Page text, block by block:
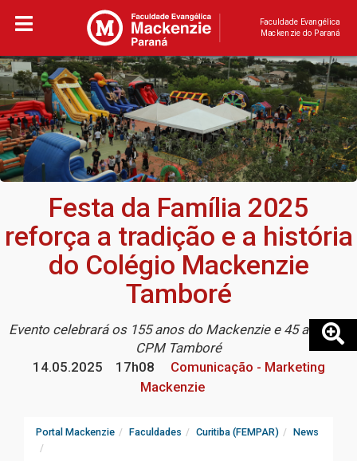
Faculdade Evangélica
Mackenzie do Paraná
Festa da Família 2025
reforça a tradição e a história
do Colégio Mackenzie
Tamboré
Evento celebrará os 155 anos do Mackenzie e 45 anos do
CPM Tamboré
14.05.2025
17h08
Comunicação - Marketing
Mackenzie
Portal Mackenzie Faculdades Curitiba (FEMPAR) News